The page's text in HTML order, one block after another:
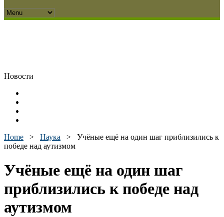
Новости
Home > Наука > Учёные ещё на один шаг приблизились к
победе над аутизмом
Учёные ещё на один шаг
приблизились к победе над
аутизмом